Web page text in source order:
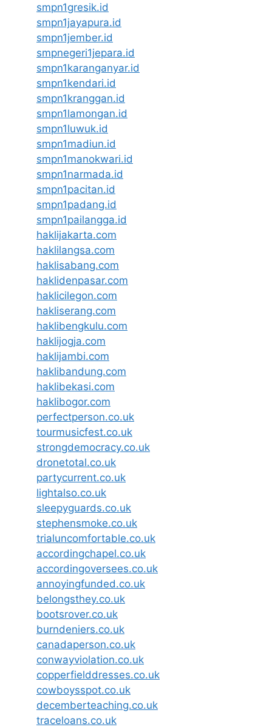
smpn1gresik.id
smpn1jayapura.id
smpn1jember.id
smpnegeri1jepara.id
smpn1karanganyar.id
smpn1kendari.id
smpn1kranggan.id
smpn1lamongan.id
smpn1luwuk.id
smpn1madiun.id
smpn1manokwari.id
smpn1narmada.id
smpn1pacitan.id
smpn1padang.id
smpn1pailangga.id
haklijakarta.com
haklilangsa.com
haklisabang.com
haklidenpasar.com
haklicilegon.com
hakliserang.com
haklibengkulu.com
haklijogja.com
haklijambi.com
haklibandung.com
haklibekasi.com
haklibogor.com
perfectperson.co.uk
tourmusicfest.co.uk
strongdemocracy.co.uk
dronetotal.co.uk
partycurrent.co.uk
lightalso.co.uk
sleepyguards.co.uk
stephensmoke.co.uk
trialuncomfortable.co.uk
accordingchapel.co.uk
accordingoversees.co.uk
annoyingfunded.co.uk
belongsthey.co.uk
bootsrover.co.uk
burndeniers.co.uk
canadaperson.co.uk
conwayviolation.co.uk
copperfielddresses.co.uk
cowboysspot.co.uk
decemberteaching.co.uk
traceloans.co.uk